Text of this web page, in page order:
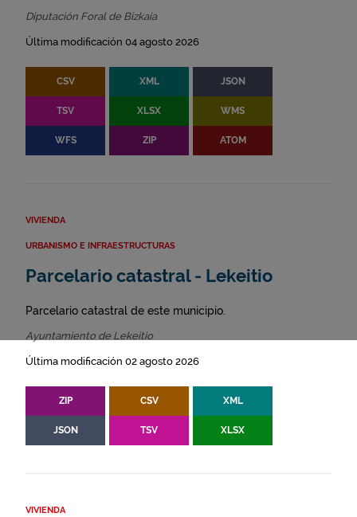
Diputación Foral de Bizkaia
Última modificación 04 agosto 2026
CSV XML JSON
TSV XLSX WMS
WFS ZIP ATOM
VIVIENDA
URBANISMO E INFRAESTRUCTURAS
Parcelario catastral - Lekeitio
Parcelario catastral de este municipio.
Ayuntamiento de Lekeitio
Última modificación 02 agosto 2026
ZIP CSV XML
JSON TSV XLSX
VIVIENDA